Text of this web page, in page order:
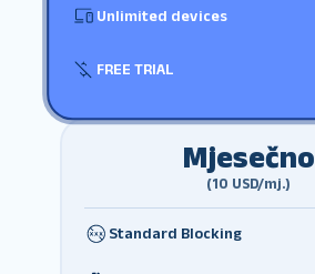
Unlimited devices
FREE TRIAL
Mjesečno
(10 USD/mj.)
Standard Blocking